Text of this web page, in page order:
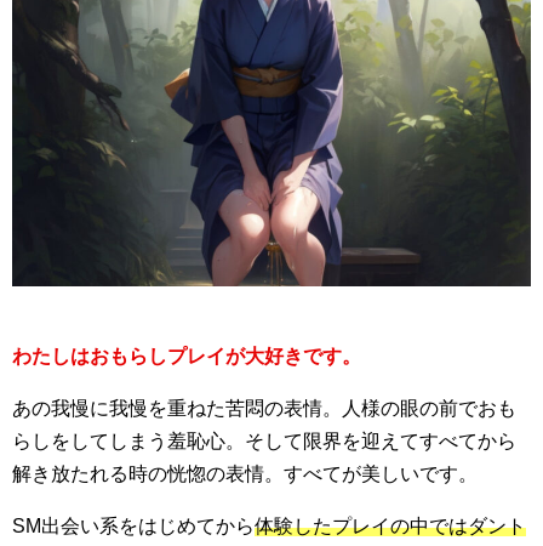
わたしはおもらしプレイが大好きです。
あの我慢に我慢を重ねた苦悶の表情。人様の眼の前でおも
らしをしてしまう羞恥心。そして限界を迎えてすべてから
解き放たれる時の恍惚の表情。すべてが美しいです。
SM出会い系をはじめてから体験したプレイの中ではダント